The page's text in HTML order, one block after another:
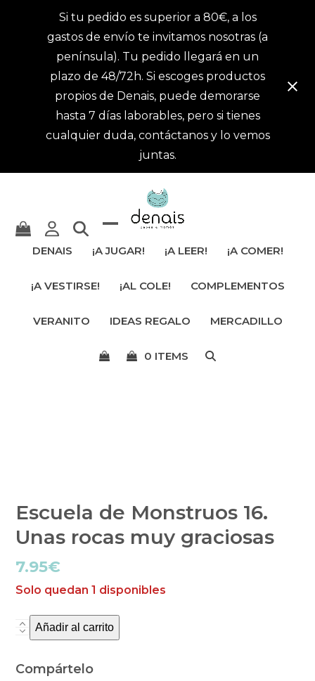
Si tu pedido es superior a 80€, a los
gastos de envío te invitamos nosotras (a
península). Tu pedido llegará en un
plazo de 48/72h. Si escoges productos
propios de Denais, puede demorarse
hasta 7 días laborables, pero si tienes
cualquier duda, contáctanos y lo vemos
juntas.
ocultar
menú
móvil
DENAIS ¡A JUGAR! ¡A LEER! ¡A COMER!
¡A VESTIRSE! ¡AL COLE! COMPLEMENTOS
VERANITO IDEAS REGALO MERCADILLO
0 ITEMS
Escuela de Monstruos 16.
Unas rocas muy graciosas
7.95€
Solo quedan 1 disponibles
Escuela
Monstruos
Añadir al carrito
Compártelo